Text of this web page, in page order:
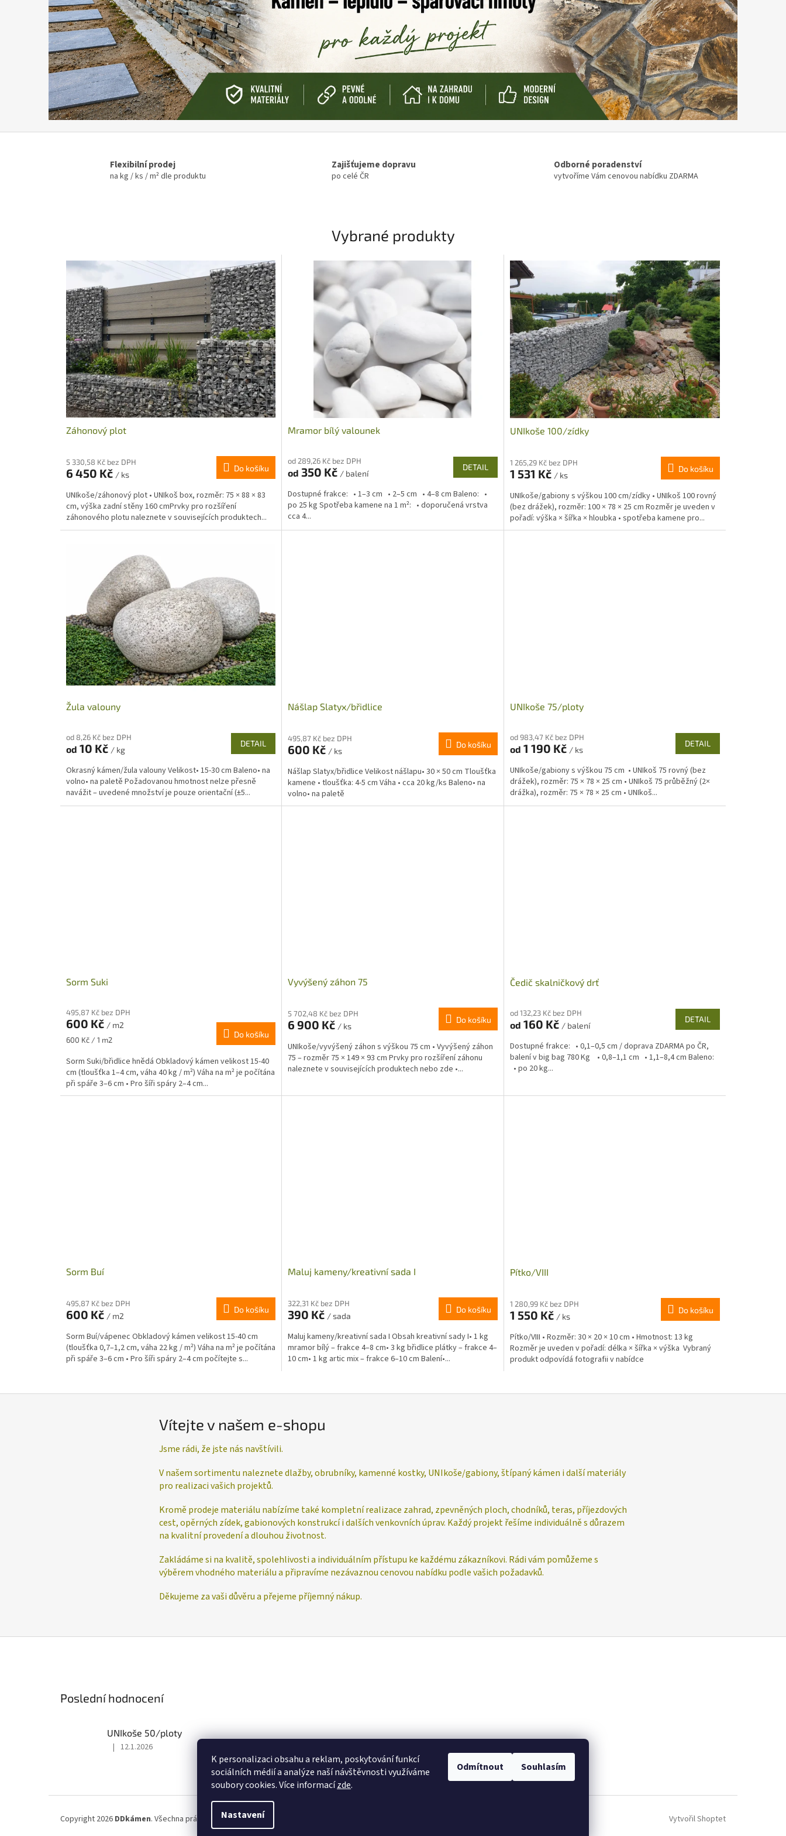
K personalizaci obsahu a reklam, poskytování funkcí
sociálních médií a analýze naší návštěvnosti využíváme
soubory cookies. Více informacízde.
Nastavení
Odmítnout Souhlasím
e
m
e
-
s
h
o
p
Flexibilní prodej
na kg / ks / m² dle produktu
Zajišťujeme dopravu
po celé ČR
Odborné poradenství
vytvoříme Vám cenovou nabídku ZDARMA
Vybrané produkty
Záhonový plot
5 330,58 Kč bez DPH
6 450 Kč / ks
Do košíku
UNIkoše/záhonový plot • UNIkoš box, rozměr: 75 × 88 × 83
cm, výška zadní stěny 160 cmPrvky pro rozšíření
záhonového plotu naleznete v souvisejících produktech...
Mramor bílý valounek
od 289,26 Kč bez DPH
od 350 Kč / balení
DETAIL
Dostupné frakce: • 1–3 cm • 2–5 cm • 4–8 cm Baleno: •
po 25 kg Spotřeba kamene na 1 m²: • doporučená vrstva
cca 4...
UNIkoše 100/zídky
1 265,29 Kč bez DPH
1 531 Kč / ks
Do košíku
UNIkoše/gabiony s výškou 100 cm/zídky • UNIkoš 100 rovný
(bez drážek), rozměr: 100 × 78 × 25 cm Rozměr je uveden v
pořadí: výška × šířka × hloubka • spotřeba kamene pro...
Žula valouny
od 8,26 Kč bez DPH
od 10 Kč / kg
DETAIL
Okrasný kámen/žula valouny Velikost• 15-30 cm Baleno• na
volno• na paletě Požadovanou hmotnost nelze přesně
navážit – uvedené množství je pouze orientační (±5...
Nášlap Slatyx/břidlice
495,87 Kč bez DPH
600 Kč / ks
Do košíku
Nášlap Slatyx/břidlice Velikost nášlapu• 30 × 50 cm Tloušťka
kamene • tloušťka: 4-5 cm Váha • cca 20 kg/ks Baleno• na
volno• na paletě
UNIkoše 75/ploty
od 983,47 Kč bez DPH
od 1 190 Kč / ks
DETAIL
UNIkoše/gabiony s výškou 75 cm • UNIkoš 75 rovný (bez
drážek), rozměr: 75 × 78 × 25 cm • UNIkoš 75 průběžný (2×
drážka), rozměr: 75 × 78 × 25 cm • UNIkoš...
Sorm Suki
495,87 Kč bez DPH
600 Kč / m2
Měrná
600 Kč / 1 m2
Do košíku
Sorm Suki/břidlice hnědá Obkladový kámen velikost 15-40
cm (tloušťka 1–4 cm, váha 40 kg / m²) Váha na m² je počítána
při spáře 3–6 cm • Pro šíři spáry 2–4 cm...
Vyvýšený záhon 75
5 702,48 Kč bez DPH
6 900 Kč / ks
Do košíku
UNIkoše/vyvýšený záhon s výškou 75 cm • Vyvýšený záhon
75 – rozměr 75 × 149 × 93 cm Prvky pro rozšíření záhonu
naleznete v souvisejících produktech nebo zde •...
Čedič skalničkový drť
od 132,23 Kč bez DPH
od 160 Kč / balení
DETAIL
Dostupné frakce: • 0,1–0,5 cm / doprava ZDARMA po ČR,
balení v big bag 780 Kg • 0,8–1,1 cm • 1,1–8,4 cm Baleno:
• po 20 kg...
Sorm Buí
495,87 Kč bez DPH
600 Kč / m2
Do košíku
Sorm Buí/vápenec Obkladový kámen velikost 15-40 cm
(tloušťka 0,7–1,2 cm, váha 22 kg / m²) Váha na m² je počítána
při spáře 3–6 cm • Pro šíři spáry 2–4 cm počítejte s...
Maluj kameny/kreativní sada I
322,31 Kč bez DPH
390 Kč / sada
Do košíku
Maluj kameny/kreativní sada I Obsah kreativní sady I• 1 kg
mramor bílý – frakce 4–8 cm• 3 kg břidlice plátky – frakce 4–
10 cm• 1 kg artic mix – frakce 6–10 cm Balení•...
Pítko/VIII
1 280,99 Kč bez DPH
1 550 Kč / ks
Do košíku
Pítko/VIII • Rozměr: 30 × 20 × 10 cm • Hmotnost: 13 kg
Rozměr je uveden v pořadí: délka × šířka × výška Vybraný
produkt odpovídá fotografii v nabídce
Vítejte v našem e-shopu
Jsme rádi, že jste nás navštívili.
V našem sortimentu naleznete dlažby, obrubníky, kamenné kostky, UNIkoše/gabiony, štípaný kámen i další materiály
pro realizaci vašich projektů.
Kromě prodeje materiálu nabízíme také kompletní realizace zahrad, zpevněných ploch, chodníků, teras, příjezdových
cest, opěrných zídek, gabionových konstrukcí i dalších venkovních úprav. Každý projekt řešíme individuálně s důrazem
na kvalitní provedení a dlouhou životnost.
Zakládáme si na kvalitě, spolehlivosti a individuálním přístupu ke každému zákazníkovi. Rádi vám pomůžeme s
výběrem vhodného materiálu a připravíme nezávaznou cenovou nabídku podle vašich požadavků.
Děkujeme za vaši důvěru a přejeme příjemný nákup.
Poslední hodnocení
UNIkoše 50/ploty
Hodnocení
z
hvězdiček.
| 12.1.2026
Vytvořil Shoptet
Copyright 2026 DDkámen. Všechna práva vyhrazena.Upravit nastavení cookies